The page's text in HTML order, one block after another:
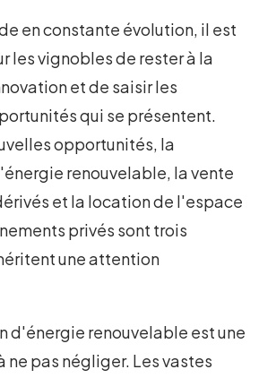
en constante évolution, il est
les vignobles de rester à la
et de saisir les
qui se présentent.
opportunités, la
renouvelable, la vente
et la location de l'espace
privés sont trois
une attention
d'énergie renouvelable est une
ne pas négliger. Les vastes